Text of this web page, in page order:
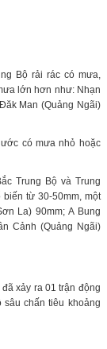
Bộ rải rác có mưa,
lớn hơn như: Nhạn
Man (Quảng Ngãi)
có mưa nhỏ hoặc
Trung Bộ và Trung
từ 30-50mm, một
La) 90mm; A Bung
Cảnh (Quảng Ngãi)
xảy ra 01 trận động
sâu chấn tiêu khoảng